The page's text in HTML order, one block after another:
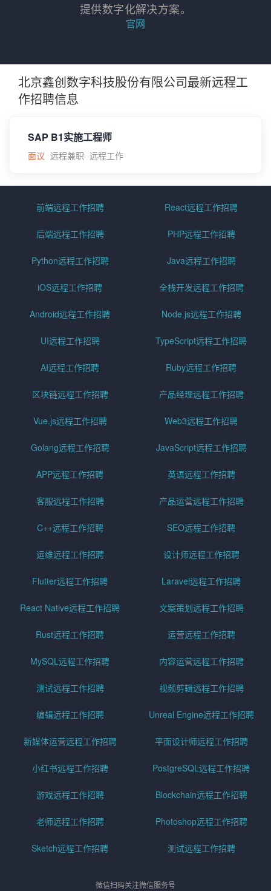
提供数字化解决方案。
官网
北京鑫创数字科技股份有限公司最新远程工
作招聘信息
SAP B1实施工程师
面议 远程兼职 远程工作
前端远程工作招聘 React远程工作招聘
后端远程工作招聘 PHP远程工作招聘
Python远程工作招聘 Java远程工作招聘
iOS远程工作招聘 全栈开发远程工作招聘
Android远程工作招聘 Node.js远程工作招聘
UI远程工作招聘 TypeScript远程工作招聘
AI远程工作招聘 Ruby远程工作招聘
区块链远程工作招聘 产品经理远程工作招聘
Vue.js远程工作招聘 Web3远程工作招聘
Golang远程工作招聘 JavaScript远程工作招聘
APP远程工作招聘 英语远程工作招聘
客服远程工作招聘 产品运营远程工作招聘
C++远程工作招聘 SEO远程工作招聘
运维远程工作招聘 设计师远程工作招聘
Flutter远程工作招聘 Laravel远程工作招聘
React Native远程工作招聘 文案策划远程工作招聘
Rust远程工作招聘 运营远程工作招聘
MySQL远程工作招聘 内容运营远程工作招聘
测试远程工作招聘 视频剪辑远程工作招聘
编辑远程工作招聘 Unreal Engine远程工作招聘
新媒体运营远程工作招聘 平面设计师远程工作招聘
小红书远程工作招聘 PostgreSQL远程工作招聘
游戏远程工作招聘 Blockchain远程工作招聘
老师远程工作招聘 Photoshop远程工作招聘
Sketch远程工作招聘 测试远程工作招聘
微信扫码关注微信服务号